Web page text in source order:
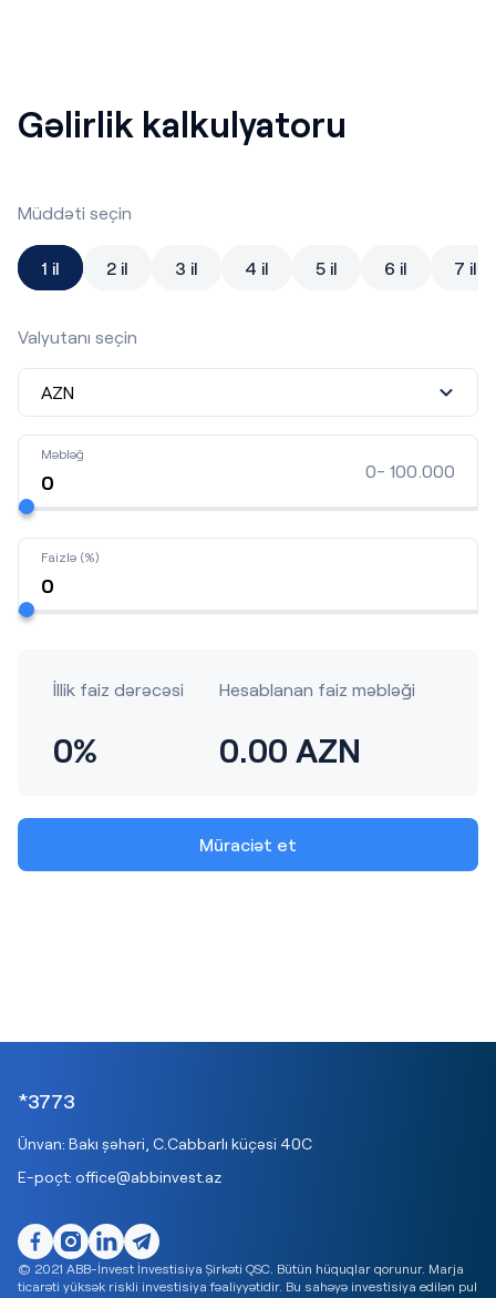
Gəlirlik kalkulyatoru
Müddəti seçin
1 il 2 il 3 il 4 il 5 il 6 il 7 il
Valyutanı seçin
Məbləğ
0- 100.000
Faizlə (%)
Müraciət et
İllik faiz dərəcəsi
0%
Hesablanan faiz məbləği
0.00 AZN
*3773
Ünvan: Bakı şəhəri, C.Cabbarlı küçəsi 40C
E-poçt: office@abbinvest.az
© 2021 ABB-İnvest İnvestisiya Şirkəti QSC. Bütün hüquqlar qorunur. Marja
ticarəti yüksək riskli investisiya fəaliyyətidir. Bu sahəyə investisiya edilən pul